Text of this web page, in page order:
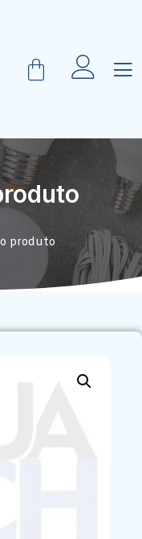
produto